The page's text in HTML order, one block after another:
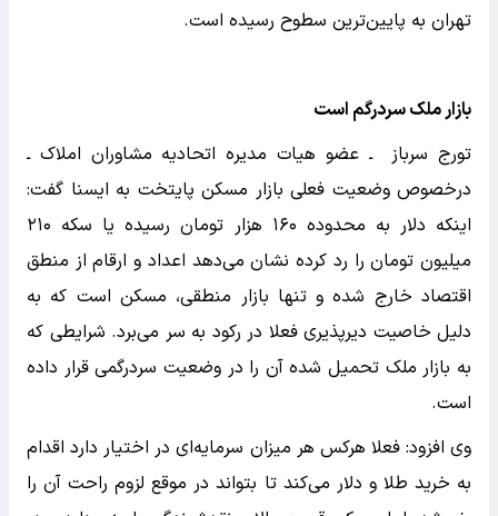
تهران به پایین‌ترین سطوح رسیده است.
بازار ملک سردرگم است
تورج سرباز ـ عضو هیات مدیره اتحادیه مشاوران املاک ـ
درخصوص وضعیت فعلی بازار مسکن پایتخت به ایسنا گفت:
اینکه دلار به محدوده ۱۶۰ هزار تومان رسیده یا سکه ۲۱۰
میلیون تومان را رد کرده نشان می‌دهد اعداد و ارقام از منطق
اقتصاد خارج شده و تنها بازار منطقی، مسکن است که به
دلیل خاصیت دیرپذیری فعلا در رکود به سر می‌برد. شرایطی که
به بازار ملک تحمیل شده آن را در وضعیت سردرگمی قرار داده
است.
وی افزود: فعلا هرکس هر میزان سرمایه‌ای در اختیار دارد اقدام
به خرید طلا و دلار می‌کند تا بتواند در موقع لزوم راحت آن را